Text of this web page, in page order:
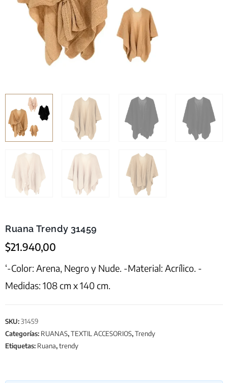
Ruana Trendy 31459
$21.940,00
‘-Color: Arena, Negro y Nude. -Material: Acrílico. -
Medidas: 108 cm x 140 cm.
SKU:31459
Categorías: RUANAS,TEXTIL ACCESORIOS,Trendy
Etiquetas: Ruana,trendy